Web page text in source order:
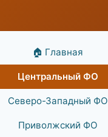
🏠 Главная
Центральный ФО
Северо-Западный ФО
Приволжский ФО